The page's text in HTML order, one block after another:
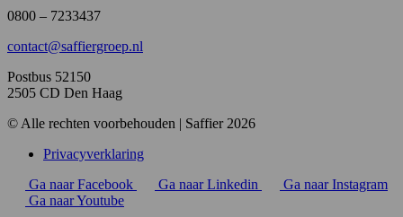
0800 – 7233437
contact@saffiergroep.nl
Postbus 52150
2505 CD Den Haag
© Alle rechten voorbehouden | Saffier 2026
Privacyverklaring
Ga naar Facebook
Ga naar Linkedin
Ga naar Instagram
Ga naar Youtube